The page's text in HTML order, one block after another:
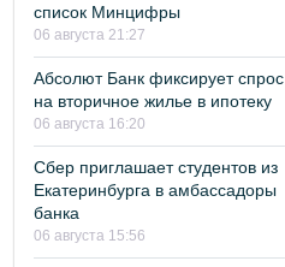
список Минцифры
06 августа 21:27
Абсолют Банк фиксирует спрос
на вторичное жилье в ипотеку
06 августа 16:20
Сбер приглашает студентов из
Екатеринбурга в амбассадоры
банка
06 августа 15:56